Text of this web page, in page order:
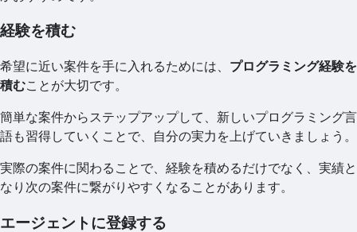
経験を積む
希望に近い案件を手に入れるためには、 プログラミング経験を
積むことが大切です。
簡単な案件からステップアップして、新しいプログラミング言
語も習得していくことで、自分の実力を上げていきましょう。
実際の案件に関わることで、経験を積めるだけでなく、実績と
なり次の案件に繋がりやすくなることがあります。
エージェントに登録する